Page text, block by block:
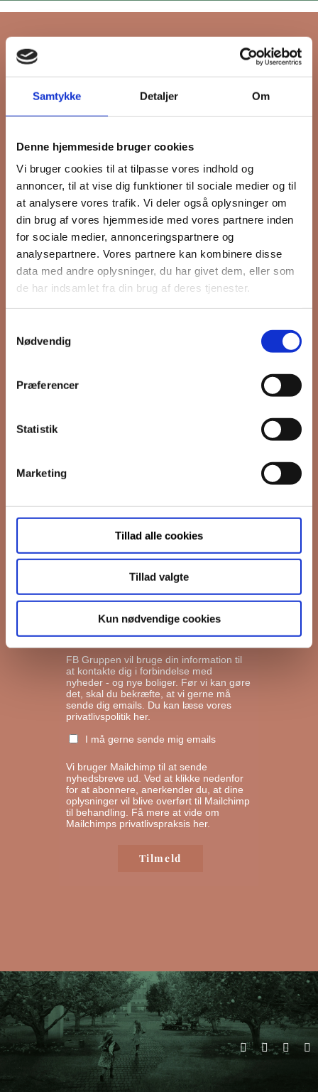
Samtykke Detaljer Om
Denne hjemmeside bruger cookies
Vi bruger cookies til at tilpasse vores indhold og
annoncer, til at vise dig funktioner til sociale medier og til
at analysere vores trafik. Vi deler også oplysninger om
din brug af vores hjemmeside med vores partnere inden
for sociale medier, annonceringspartnere og
analysepartnere. Vores partnere kan kombinere disse
data med andre oplysninger, du har givet dem, eller som
de har indsamlet fra din brug af deres tjenester.
Nødvendig
Præferencer
Statistik
Marketing
Tillad alle cookies
Tillad valgte
Kun nødvendige cookies
Tilmeld dig FB
nyhedsbrev
Hold dig opdateret på hvad der sker
på Grønttorvet. I vores nyhedsbrev
sender vi blandt andet invitation til
VIP Åbent Hus, når vi sætter nye
boliger til salg og udlejning, så du
Interesseret i
Ejerboliger
Lejeboliger
Andelsboliger
Markedsføringstilladelse
FB Gruppen vil bruge din information til
at kontakte dig i forbindelse med
nyheder - og nye boliger. Før vi kan gøre
det, skal du bekræfte, at vi gerne må
sende dig emails. Du kan læse vores
privatlivspolitik her.
I må gerne sende mig emails
Vi bruger Mailchimp til at sende
nyhedsbreve ud. Ved at klikke nedenfor
for at abonnere, anerkender du, at dine
oplysninger vil blive overført til Mailchimp
til behandling. Få mere at vide om
Mailchimps privatlivspraksis her.